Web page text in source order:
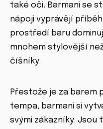
také oči. Barmani se
nápoji vyprávějí
prostředí baru
mnohem stylovější
číšníky.
Přestože je za barem
tempa, barmani si
svými zákazníky. Jsou